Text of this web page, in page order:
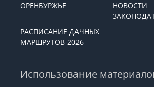
ОРЕНБУРЖЬЕ
НОВОСТИ
РАСПИСАНИЕ ДАЧНЫХ
МАРШРУТОВ-2026
Использование